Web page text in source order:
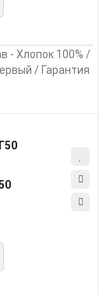
- Хлопок 100% /
/ Гарантия